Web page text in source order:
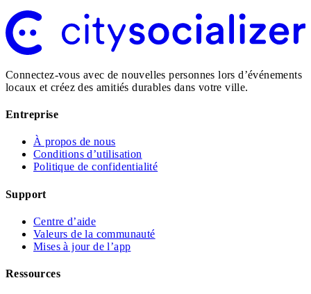
Connectez-vous avec de nouvelles personnes lors d’événements
locaux et créez des amitiés durables dans votre ville.
Entreprise
À propos de nous
Conditions d’utilisation
Politique de confidentialité
Support
Centre d’aide
Valeurs de la communauté
Mises à jour de l’app
Ressources